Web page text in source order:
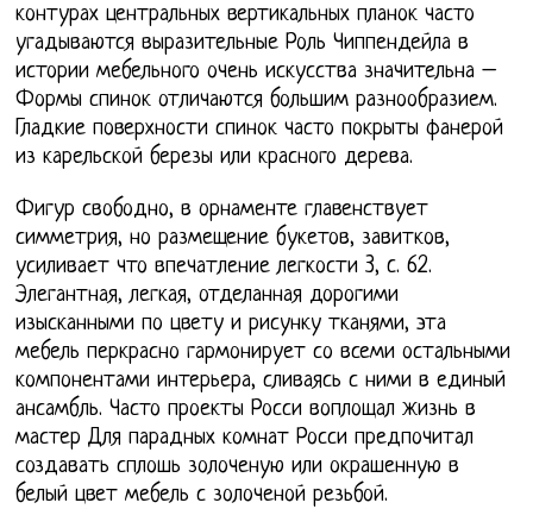
контурах центральных вертикальных планок часто
угадываются выразительные Роль Чиппендейла в
истории мебельного очень искусства значительна –
Формы спинок отличаются большим разнообразием.
Гладкие поверхности спинок часто покрыты фанерой
из карельской березы или красного дерева.
Фигур свободно, в орнаменте главенствует
симметрия, но размещение букетов, завитков,
усиливает что впечатление легкости 3, c. 62.
Элегантная, легкая, отделанная дорогими
изысканными по цвету и рисунку тканями, эта
мебель перкрасно гармонирует со всеми остальными
компонентами интерьера, сливаясь с ними в единый
ансамбль. Часто проекты Росси воплощал жизнь в
мастер Для парадных комнат Росси предпочитал
создавать сплошь золоченую или окрашенную в
белый цвет мебель с золоченой резьбой.